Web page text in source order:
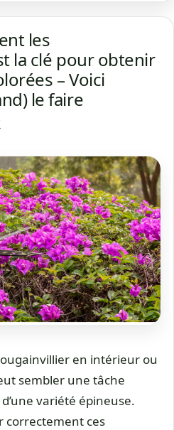
les
la clé pour obtenir
– Voici
le faire
en intérieur ou
sembler une tâche
variété épineuse.
correctement ces